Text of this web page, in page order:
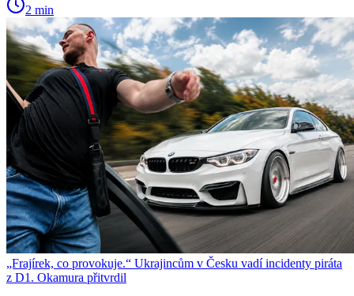
2 min
„Frajírek, co provokuje.“ Ukrajincům v Česku vadí incidenty piráta
z D1. Okamura přitvrdil